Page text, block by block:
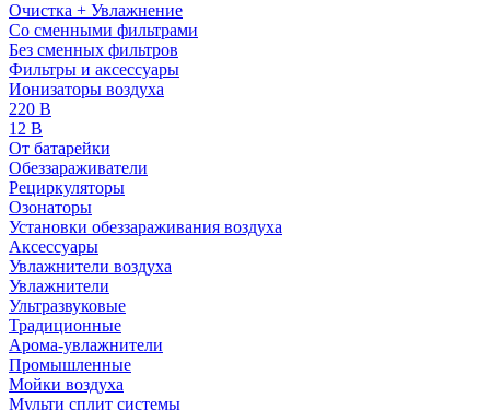
Очистка + Увлажнение
Cо сменными фильтрами
Без сменных фильтров
Фильтры и аксессуары
Ионизаторы воздуха
220 В
12 В
От батарейки
Обеззараживатели
Рециркуляторы
Озонаторы
Установки обеззараживания воздуха
Аксессуары
Увлажнители воздуха
Увлажнители
Ультразвуковые
Традиционные
Арома-увлажнители
Промышленные
Мойки воздуха
Мульти сплит системы